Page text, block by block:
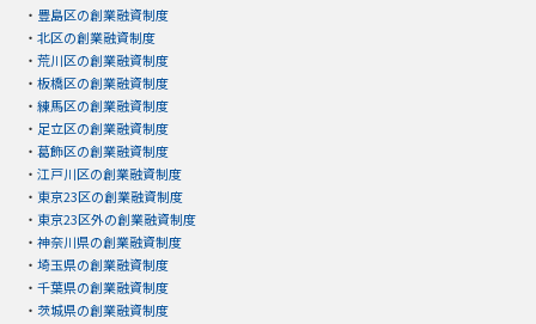
・ 豊島区の創業融資制度
・ 北区の創業融資制度
・ 荒川区の創業融資制度
・ 板橋区の創業融資制度
・ 練馬区の創業融資制度
・ 足立区の創業融資制度
・ 葛飾区の創業融資制度
・ 江戸川区の創業融資制度
・ 東京23区の創業融資制度
・ 東京23区外の創業融資制度
・ 神奈川県の創業融資制度
・ 埼玉県の創業融資制度
・ 千葉県の創業融資制度
・ 茨城県の創業融資制度